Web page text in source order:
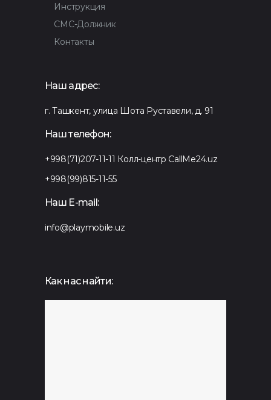
Инструкция
СМС-Должник
Контакты
Наш адрес:
г. Ташкент, улица Шота Руставели, д. 91
Наш телефон:
+998(71)207-11-11 Колл-центр CallMe24.uz
+998(99)815-11-55
Наш E-mail:
info@playmobile.uz
Как нас найти: